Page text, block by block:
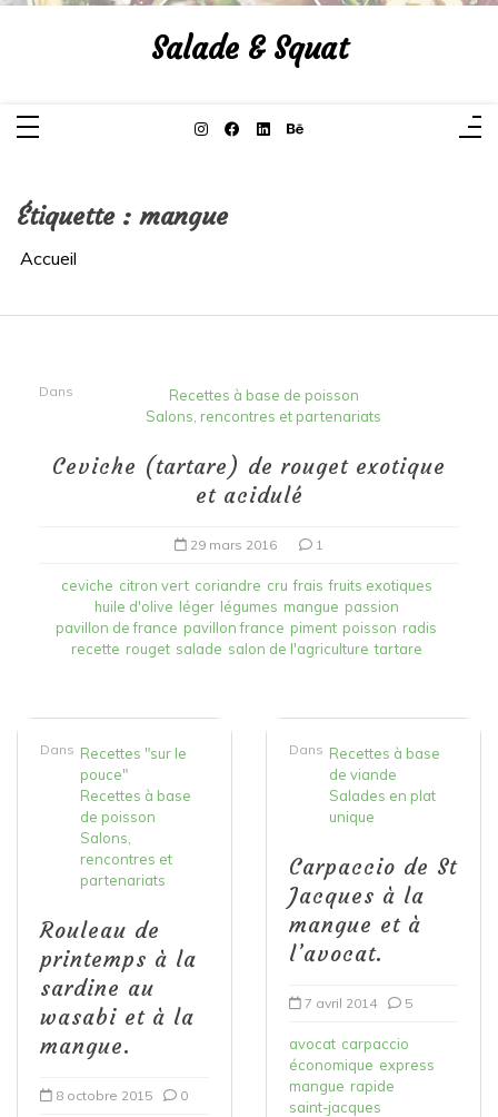
Aller
Salade & Squat
Étiquette : mangue
Accueil
Dans
Recettes à base de poisson
Salons, rencontres et partenariats
Ceviche (tartare) de rouget exotique
et acidulé
29 mars 2016 1
ceviche citron vert coriandre cru frais fruits exotiques
huile d'olive léger légumes mangue passion
pavillon de france pavillon france piment poisson radis
recette rouget salade salon de l'agriculture tartare
Dans Recettes "sur le
pouce"
Recettes à base
de poisson
Salons,
rencontres et
partenariats
Rouleau de
printemps à la
sardine au
wasabi et à la
mangue.
8 octobre 2015 0
Dans Recettes à base
de viande
Salades en plat
unique
Carpaccio de St
Jacques à la
mangue et à
l’avocat.
7 avril 2014 5
avocat carpaccio
économique express
mangue rapide
saint-jacques